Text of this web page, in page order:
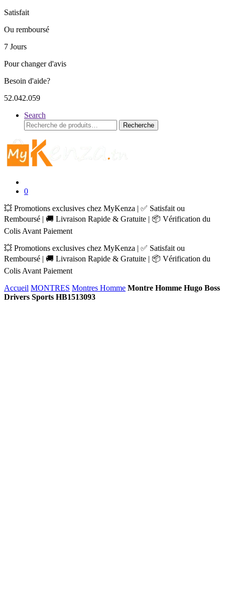
Satisfait
Ou remboursé
7 Jours
Pour changer d'avis
Besoin d'aide?
52.042.059
Search
Recherche
pour :
Recherche
0
💥 Promotions exclusives chez MyKenza | ✅ Satisfait ou
Remboursé | 🚚 Livraison Rapide & Gratuite | 📦 Vérification du
Colis Avant Paiement
💥 Promotions exclusives chez MyKenza | ✅ Satisfait ou
Remboursé | 🚚 Livraison Rapide & Gratuite | 📦 Vérification du
Colis Avant Paiement
Accueil MONTRES Montres Homme Montre Homme Hugo Boss
Drivers Sports HB1513093